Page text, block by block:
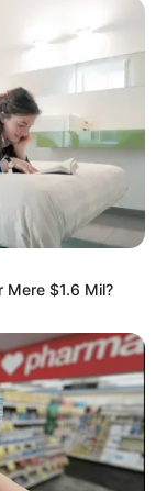
Mere $1.6 Mil?